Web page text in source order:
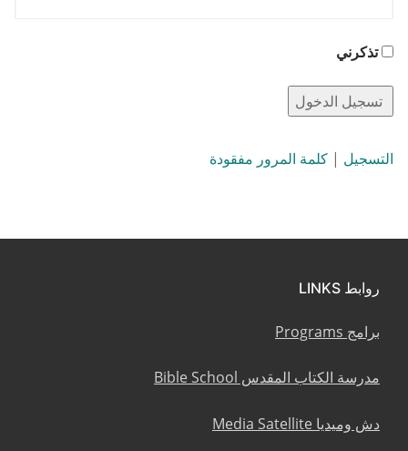
تذكرني
التسجيل | كلمة المرور مفقودة
روابط LINKS
برامج Programs
مدرسة الكتاب المقدس Bible School
دش وميديا Media Satellite